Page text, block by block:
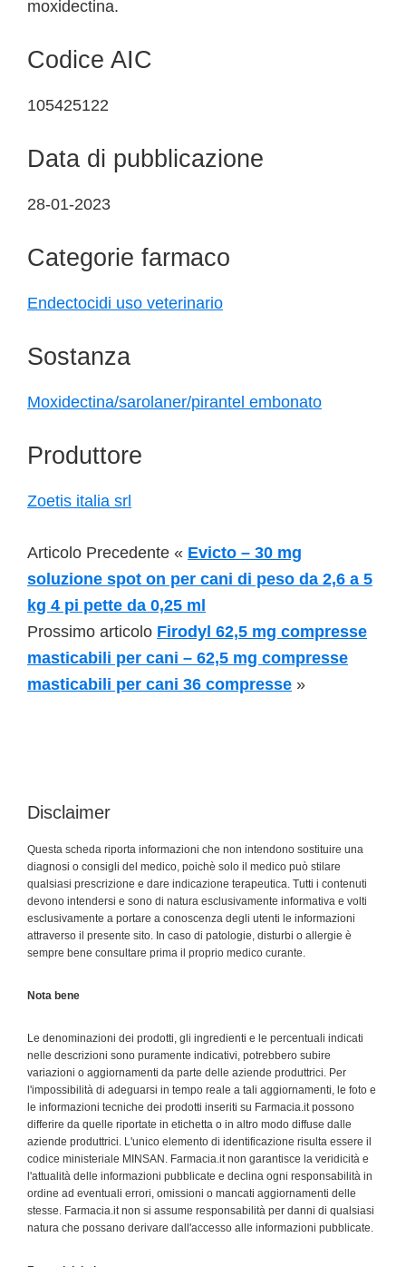
moxidectina.
Codice AIC
105425122
Data di pubblicazione
28-01-2023
Categorie farmaco
Endectocidi uso veterinario
Sostanza
Moxidectina/sarolaner/pirantel embonato
Produttore
Zoetis italia srl
Articolo Precedente « Evicto – 30 mg
soluzione spot on per cani di peso da 2,6 a 5
kg 4 pi pette da 0,25 ml
Prossimo articolo Firodyl 62,5 mg compresse
masticabili per cani – 62,5 mg compresse
masticabili per cani 36 compresse »
Disclaimer
Questa scheda riporta informazioni che non intendono sostituire una
diagnosi o consigli del medico, poichè solo il medico può stilare
qualsiasi prescrizione e dare indicazione terapeutica. Tutti i contenuti
devono intendersi e sono di natura esclusivamente informativa e volti
esclusivamente a portare a conoscenza degli utenti le informazioni
attraverso il presente sito. In caso di patologie, disturbi o allergie è
sempre bene consultare prima il proprio medico curante.
Nota bene
Le denominazioni dei prodotti, gli ingredienti e le percentuali indicati
nelle descrizioni sono puramente indicativi, potrebbero subire
variazioni o aggiornamenti da parte delle aziende produttrici. Per
l'impossibilità di adeguarsi in tempo reale a tali aggiornamenti, le foto e
le informazioni tecniche dei prodotti inseriti su Farmacia.it possono
differire da quelle riportate in etichetta o in altro modo diffuse dalle
aziende produttrici. L'unico elemento di identificazione risulta essere il
codice ministeriale MINSAN. Farmacia.it non garantisce la veridicità e
l'attualità delle informazioni pubblicate e declina ogni responsabilità in
ordine ad eventuali errori, omissioni o mancati aggiornamenti delle
stesse. Farmacia.it non si assume responsabilità per danni di qualsiasi
natura che possano derivare dall'accesso alle informazioni pubblicate.